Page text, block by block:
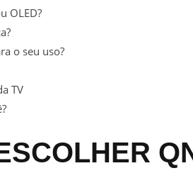
OLED?
o seu uso?
TV